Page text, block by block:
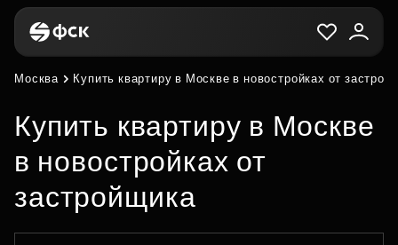
Москва Купить квартиру в Москве в новостройках от
Купить квартиру в Москве
в новостройках от
застройщика